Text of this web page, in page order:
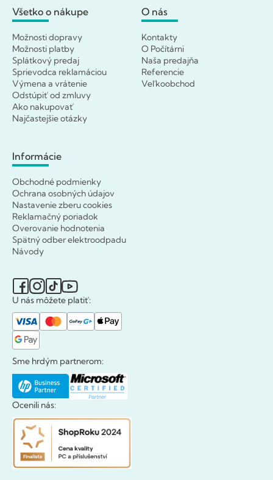
Všetko o nákupe
Možnosti dopravy
Možnosti platby
Splátkový predaj
Sprievodca reklamáciou
Výmena a vrátenie
Odstúpiť od zmluvy
Ako nakupovať
Najčastejšie otázky
O nás
Kontakty
O Počítárni
Naša predajňa
Referencie
Veľkoobchod
Informácie
Obchodné podmienky
Ochrana osobných údajov
Nastavenie zberu cookies
Reklamačný poriadok
Overovanie hodnotenia
Spätný odber elektroodpadu
Návody
U nás môžete platiť:
Sme hrdým partnerom:
Ocenili nás: